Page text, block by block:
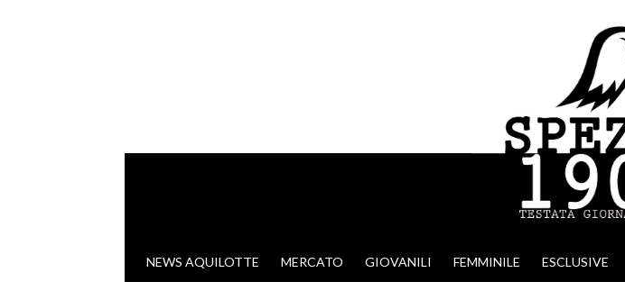
VAI AL CONTENUTO
NEWS AQUILOTTE MERCATO GIOVANILI FEMMINILE ESCLUSIVE